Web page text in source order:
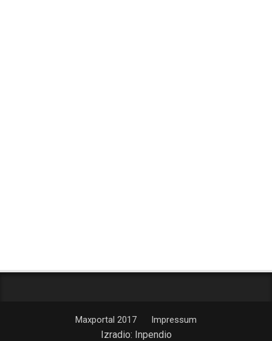
Maxportal 2017 Impressum
Izradio: Inpendio